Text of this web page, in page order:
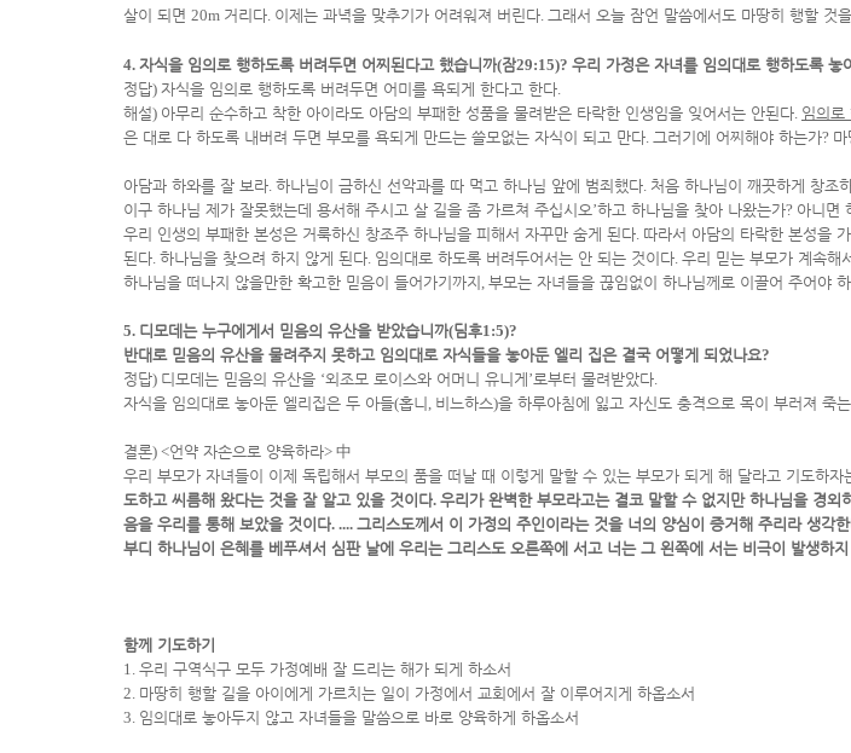
살이 되면 20m 거리다. 이제는 과녁을 맞추기가 어려워져 버린다. 그래서 오늘 잠언 말씀에서도 마땅히 행할 것을
4. 자식을 임의로 행하도록 버려두면 어찌된다고 했습니까(잠29:15)? 우리 가정은 자녀를 임의대로 행하도록 놓
정답) 자식을 임의로 행하도록 버려두면 어미를 욕되게 한다고 한다.
해설) 아무리 순수하고 착한 아이라도 아담의 부패한 성품을 물려받은 타락한 인생임을 잊어서는 안된다. 임의로
은 대로 다 하도록 내버려 두면 부모를 욕되게 만드는 쓸모없는 자식이 되고 만다. 그러기에 어찌해야 하는가?
아담과 하와를 잘 보라. 하나님이 금하신 선악과를 따 먹고 하나님 앞에 범죄했다. 처음 하나님이 깨끗하게 창조
이구 하나님 제가 잘못했는데 용서해 주시고 살 길을 좀 가르쳐 주십시오’하고 하나님을 찾아 나왔는가? 아니면
우리 인생의 부패한 본성은 거룩하신 창조주 하나님을 피해서 자꾸만 숨게 된다. 따라서 아담의 타락한 본성을
된다. 하나님을 찾으려 하지 않게 된다. 임의대로 하도록 버려두어서는 안 되는 것이다. 우리 믿는 부모가 계속해
하나님을 떠나지 않을만한 확고한 믿음이 들어가기까지 , 부모는 자녀들을 끊임없이 하나님께로 이끌어 주어야
5. 디모데는 누구에게서 믿음의 유산을 받았습니까(딤후1:5)?
반대로 믿음의 유산을 물려주지 못하고 임의대로 자식들을 놓아둔 엘리 집은 결국 어떻게 되었나요?
정답) 디모데는 믿음의 유산을 ‘외조모 로이스와 어머니 유니게 ’로부터 물려받았다.
자식을 임의대로 놓아둔 엘리집은 두 아들(홉니 , 비느하스)을 하루아침에 잃고 자신도 충격으로 목이 부러져 죽
결론) <언약 자손으로 양육하라> 中
우리 부모가 자녀들이 이제 독립해서 부모의 품을 떠날 때 이렇게 말할 수 있는 부모가 되게 해 달라고 기도하자
도하고 씨름해 왔다는 것을 잘 알고 있을 것이다. 우리가 완벽한 부모라고는 결코 말할 수 없지만 하나님을 경
음을 우리를 통해 보았을 것이다. .... 그리스도께서 이 가정의 주인이라는 것을 너의 양심이 증거해 주리라 생각
부디 하나님이 은혜를 베푸셔서 심판 날에 우리는 그리스도 오른쪽에 서고 너는 그 왼쪽에 서는 비극이 발생하
함께 기도하기
1. 우리 구역식구 모두 가정예배 잘 드리는 해가 되게 하소서
2. 마땅히 행할 길을 아이에게 가르치는 일이 가정에서 교회에서 잘 이루어지게 하옵소서
3. 임의대로 놓아두지 않고 자녀들을 말씀으로 바로 양육하게 하옵소서